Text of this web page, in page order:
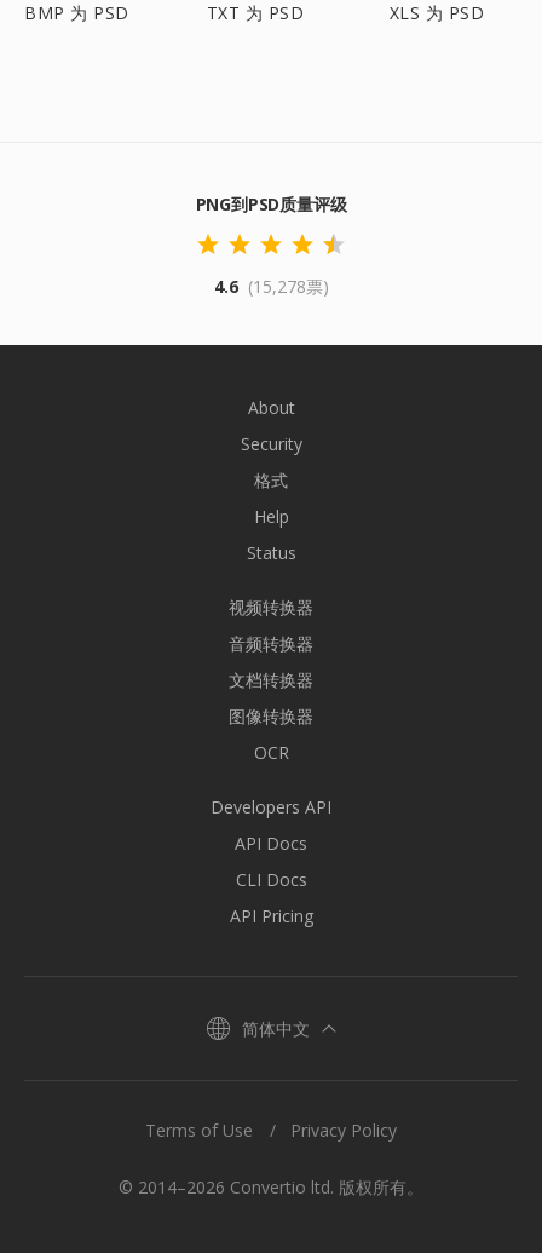
BMP 为 PSD TXT 为 PSD XLS 为 PSD
PNG到PSD质量评级
4.6 (15,278票)
About
Security
格式
Help
Status
视频转换器
音频转换器
文档转换器
图像转换器
OCR
Developers API
API Docs
CLI Docs
API Pricing
简体中文
© 2014–2026 Convertio ltd. 版权所有。
Terms of Use Privacy Policy